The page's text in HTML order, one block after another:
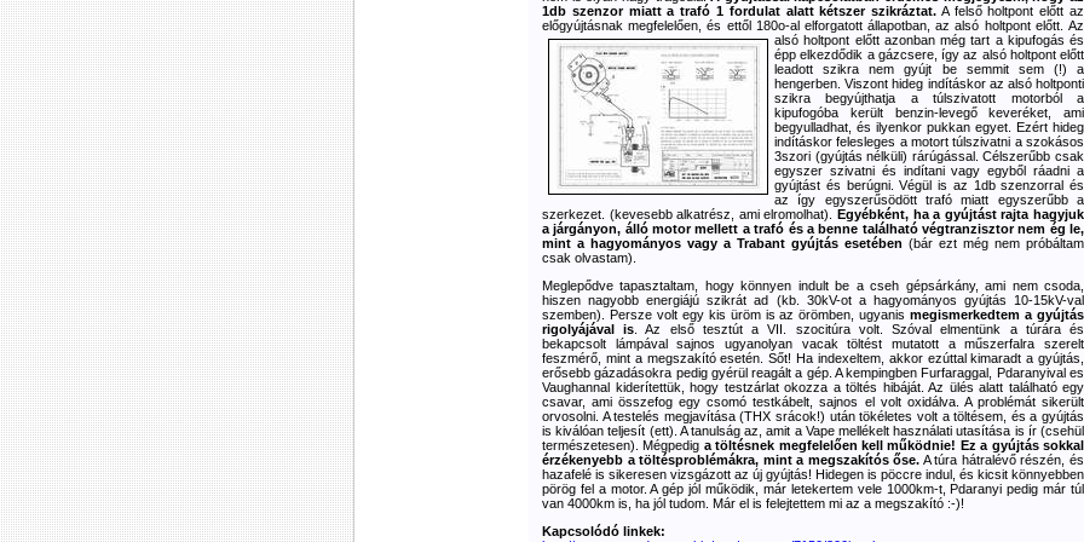
1db szenzor miatt a trafó 1 fordulat alatt kétszer szikráztat. A felső holtpont előtt az
előgyújtásnak megfelelően, és ettől 180o-al elforgatott állapotban, az alsó holtpont előtt. Az
alsó holtpont előtt azonban még tart a kipufogás és
épp elkezdődik a gázcsere, így az alsó holtpont előtt
leadott szikra nem gyújt be semmit sem (!) a
hengerben. Viszont hideg indításkor az alsó holtponti
szikra begyújthatja a túlszivatott motorból a
kipufogóba került benzin-levegő keveréket, ami
begyulladhat, és ilyenkor pukkan egyet. Ezért hideg
indításkor felesleges a motort túlszivatni a szokásos
3szori (gyújtás nélküli) rárúgással. Célszerűbb csak
egyszer szivatni és indítani vagy egyből ráadni a
gyújtást és berúgni. Végül is az 1db szenzorral és
az így egyszerűsödött trafó miatt egyszerűbb a
szerkezet. (kevesebb alkatrész, ami elromolhat). Egyébként, ha a gyújtást rajta hagyjuk
a járgányon, álló motor mellett a trafó és a benne található végtranzisztor nem ég le,
mint a hagyományos vagy a Trabant gyújtás esetében (bár ezt még nem próbáltam
csak olvastam).
Meglepődve tapasztaltam, hogy könnyen indult be a cseh gépsárkány, ami nem csoda,
hiszen nagyobb energiájú szikrát ad (kb. 30kV-ot a hagyományos gyújtás 10-15kV-val
szemben). Persze volt egy kis üröm is az örömben, ugyanismegismerkedtem a gyújtás
rigolyájával is . Az első tesztút a VII. szocitúra volt. Szóval elmentünk a túrára és
bekapcsolt lámpával sajnos ugyanolyan vacak töltést mutatott a műszerfalra szerelt
feszmérő, mint a megszakító esetén. Sőt! Ha indexeltem, akkor ezúttal kimaradt a gyújtás,
erősebb gázadásokra pedig gyérül reagált a gép. A kempingben Furfaraggal, Pdaranyival es
Vaughannal kiderítettük, hogy testzárlat okozza a töltés hibáját. Az ülés alatt található egy
csavar, ami összefog egy csomó testkábelt, sajnos el volt oxidálva. A problémát sikerült
orvosolni. A testelés megjavítása (THX srácok!) után tökéletes volt a töltésem, és a gyújtás
is kiválóan teljesít (ett). A tanulság az, amit a Vape mellékelt használati utasítása is ír (csehül
természetesen). Mégpedig a töltésnek megfelelően kell működnie! Ez a gyújtás sokkal
érzékenyebb a töltésproblémákra, mint a megszakítós őse. A túra hátralévő részén, és
hazafelé is sikeresen vizsgázott az új gyújtás! Hidegen is pöccre indul, és kicsit könnyebben
pörög fel a motor. A gép jól működik, már letekertem vele 1000km-t, Pdaranyi pedig már túl
van 4000km is, ha jól tudom. Már el is felejtettem mi az a megszakító :-)!
Kapcsolódó linkek: